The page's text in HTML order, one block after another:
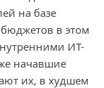
на базе
в этом
ИТ-
начавшие
их, в худшем